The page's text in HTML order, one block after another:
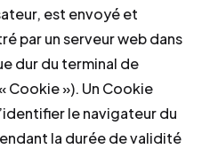
est envoyé et
par un serveur web dans
dur du terminal de
Cookie »). Un Cookie
le navigateur du
la durée de validité